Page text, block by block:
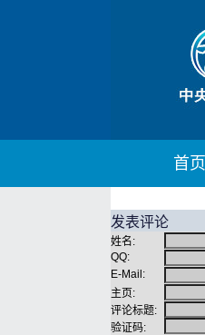
首页
发表评论
姓名:
QQ:
E-Mail:
主页:
评论标题:
验证码: